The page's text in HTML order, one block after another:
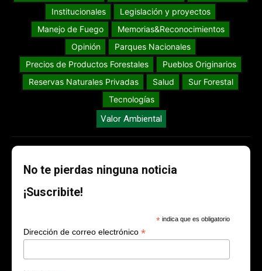
Institucionales
Legislación y proyectos
Manejo de Fuego
Memorias&Reconocimientos
Opinión
Parques Nacionales
Precios de Productos Forestales
Pueblos Originarios
Reservas Naturales Privadas
Salud
Sur Forestal
Tecnologías
Valor Ambiental
No te pierdas ninguna noticia
¡Suscribite!
* indica que es obligatorio
Dirección de correo electrónico *